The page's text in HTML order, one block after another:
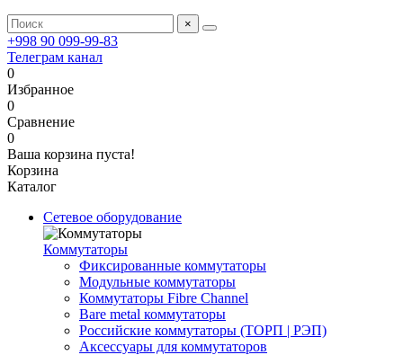
×
+998 90 099-99-83
Телеграм канал
0
Избранное
0
Сравнение
0
Ваша корзина пуста!
Корзина
Каталог
Сетевое оборудование
Коммутаторы
Фиксированные коммутаторы
Модульные коммутаторы
Коммутаторы Fibre Channel
Bare metal коммутаторы
Российские коммутаторы (ТОРП | РЭП)
Аксессуары для коммутаторов